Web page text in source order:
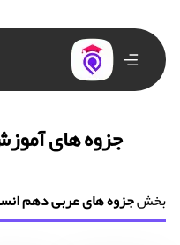
جزوه های
بخشجزوه های عربی دهم